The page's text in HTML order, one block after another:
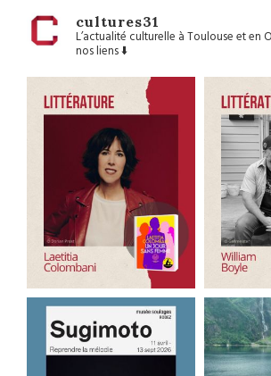
cultures31
L’actualité culturelle à Toulouse et en
nos liens ⬇️